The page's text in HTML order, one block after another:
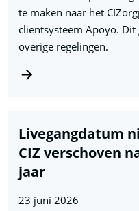
te maken naar het
cliëntsysteem Apoyo.
overige regelingen.
Livegangdatum
CIZ verschoven
jaar
23 juni 2026